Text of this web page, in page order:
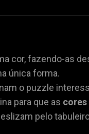
cor, fazendo-as
única forma.
o puzzle
para que as
pelo